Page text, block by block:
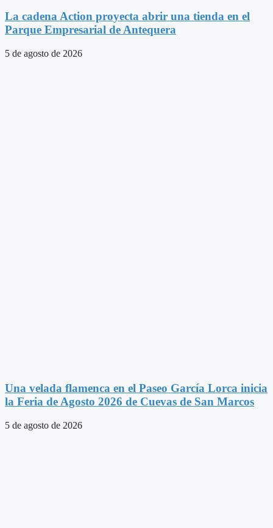
La cadena Action proyecta abrir una tienda en el
Parque Empresarial de Antequera
5 de agosto de 2026
Una velada flamenca en el Paseo García Lorca inicia
la Feria de Agosto 2026 de Cuevas de San Marcos
5 de agosto de 2026